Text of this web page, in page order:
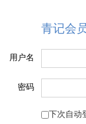
青记会
用户名
密码
下次自动